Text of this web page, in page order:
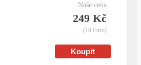
naše cena
249 Kč
(10 Euro)